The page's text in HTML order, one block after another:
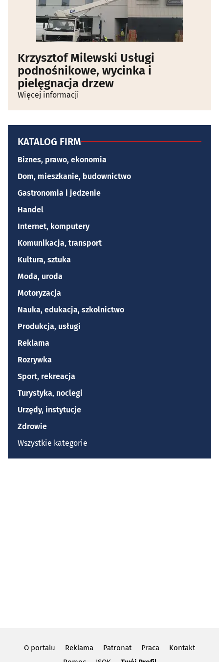
Krzysztof Milewski Usługi
podnośnikowe, wycinka i
pielęgnacja drzew
Więcej informacji
KATALOG FIRM
Biznes, prawo, ekonomia
Dom, mieszkanie, budownictwo
Gastronomia i jedzenie
Handel
Internet, komputery
Komunikacja, transport
Kultura, sztuka
Moda, uroda
Motoryzacja
Nauka, edukacja, szkolnictwo
Produkcja, usługi
Reklama
Rozrywka
Sport, rekreacja
Turystyka, noclegi
Urzędy, instytucje
Zdrowie
Wszystkie kategorie
O portalu Reklama Patronat Praca
Kontakt